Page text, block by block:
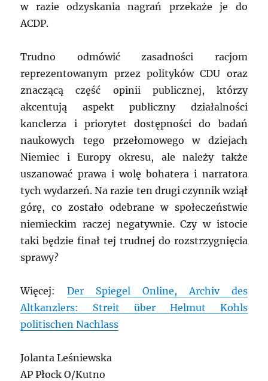
w razie odzyskania nagrań przekaże je do
ACDP.
Trudno odmówić zasadności racjom
reprezentowanym przez polityków CDU oraz
znaczącą część opinii publicznej, którzy
akcentują aspekt publiczny działalności
kanclerza i priorytet dostępności do badań
naukowych tego przełomowego w dziejach
Niemiec i Europy okresu, ale należy także
uszanować prawa i wolę bohatera i narratora
tych wydarzeń. Na razie ten drugi czynnik wziął
górę, co zostało odebrane w społeczeństwie
niemieckim raczej negatywnie. Czy w istocie
taki będzie finał tej trudnej do rozstrzygnięcia
sprawy?
Więcej:Der Spiegel Online, Archiv des
Altkanzlers: Streit über Helmut Kohls
politischen Nachlass
Jolanta Leśniewska
AP Płock O/Kutno